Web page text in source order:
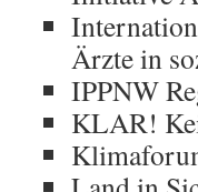
Ärzte in
IPPNW
KLAR!